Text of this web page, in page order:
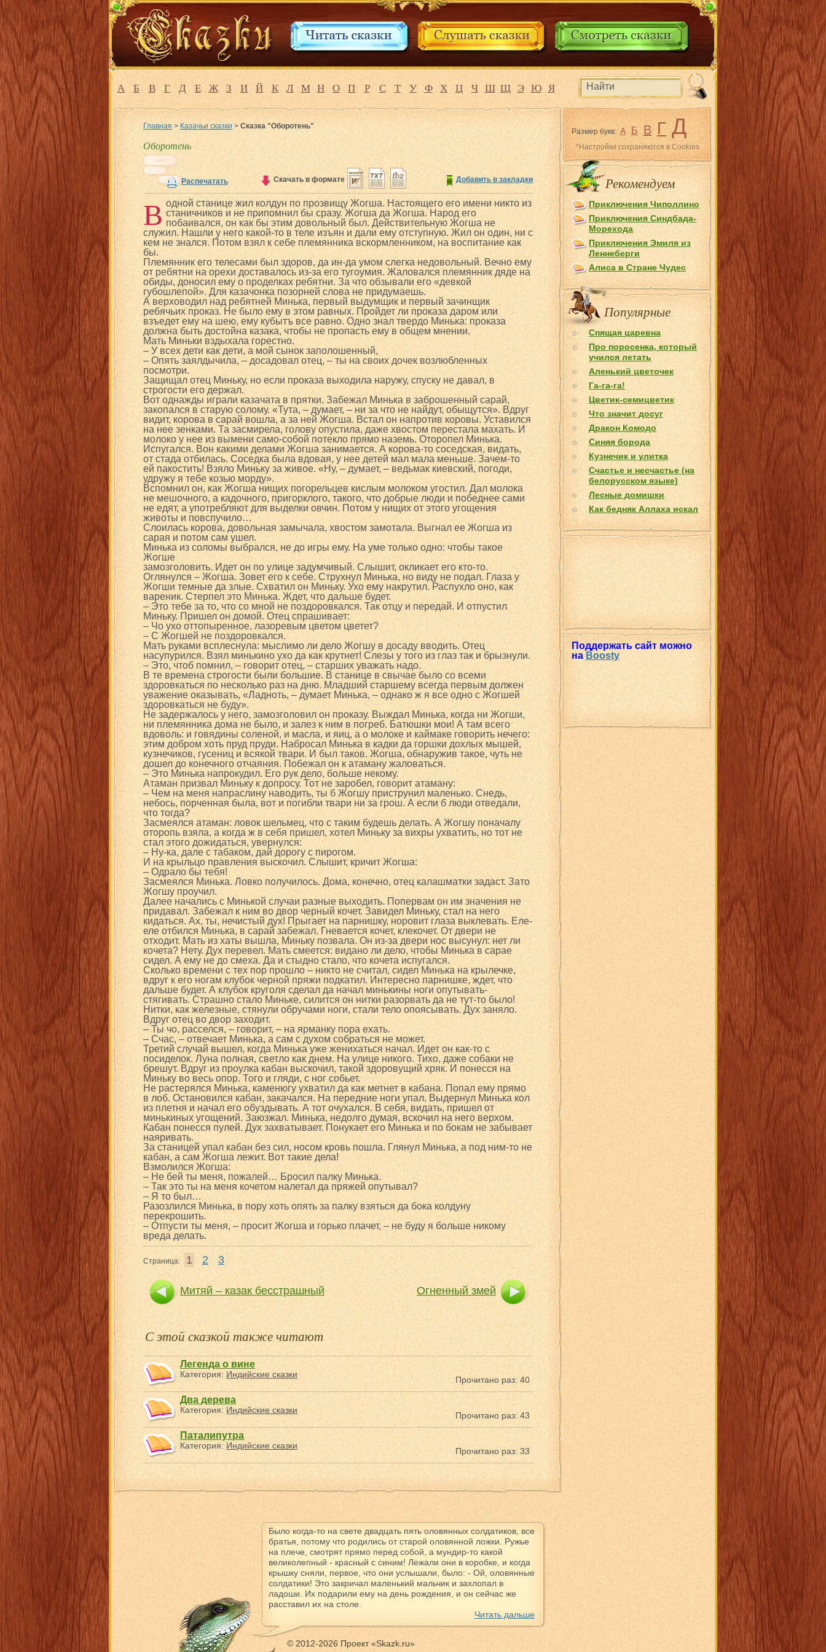
А Б В Г Д Е Ж З И Й К Л М Н О П Р С Т У Ф Х Ц Ч Ш Щ Э Ю Я
Размер букв: А Б В Г Д
*Настройки сохраняются в Cookies
Рекомендуем
Приключения Чиполлино
Приключения Синдбада-
Морехода
Приключения Эмиля из
Лeннеберги
Алиса в Стране Чудес
Популярные
Спящая царевна
Про поросенка, который
учился летать
Аленький цветочек
Га-га-га!
Цветик-семицветик
Что значит досуг
Дракон Комодо
Синяя борода
Кузнечик и улитка
Счастье и несчастье (на
белорусском языке)
Лесные домишки
Как бедняк Аллаха искал
Поддержать сайт можно
наBoosty
Главная >Казачьи сказки> Сказка "Оборотень"
Оборотень
Распечатать Добавить в закладки
Скачать в формате
В одной станице жил колдун по прозвищу Жогша. Настоящего его имени никто из
станичников и не припомнил бы сразу. Жогша да Жогша. Народ его
побаивался, он как бы этим довольный был. Действительную Жогша не
служил. Нашли у него какой-то в теле изъян и дали ему отступную. Жил он один, ни с
кем не знался. Потом взял к себе племянника вскормленником, на воспитание как
бы.
Племянник его телесами был здоров, да ин-да умом слегка недовольный. Вечно ему
от ребятни на орехи доставалось из-за его тугоумия. Жаловался племянник дяде на
обиды, доносил ему о проделках ребятни. За что обзывали его «девкой
губошлепой». Для казачонка позорней слова не придумаешь.
А верховодил над ребятней Минька, первый выдумщик и первый зачинщик
ребячьих проказ. Не было ему в этом равных. Пройдет ли проказа даром или
взъедет ему на шею, ему кубытъ все равно. Одно знал твердо Минька: проказа
должна быть достойна казака, чтобы не пропасть ему в общем мнении.
Мать Миньки вздыхала горестно.
– У всех дети как дети, а мой сынок заполошенный,
– Опять заялдычила, – досадовал отец, – ты на своих дочек возлюбленных
посмотри.
Защищал отец Миньку, но если проказа выходила наружу, спуску не давал, в
строгости его держал.
Вот однажды играли казачата в прятки. Забежал Минька в заброшенный сарай,
закопался в старую солому. «Тута, – думает, – ни за что не найдут, обыщутся». Вдруг
видит, корова в сарай вошла, а за ней Жогша. Встал он напротив коровы. Уставился
на нее зенками. Та засмирела, голову опустила, даже хвостом перестала махать. И
молоко у нее из вымени само-собой потекло прямо наземь. Оторопел Минька.
Испугался. Вон какими делами Жогша занимается. А корова-то соседская, видать,
от стада отбилась. Соседка была вдовая, у нее детей мал мала меньше. Зачем-то
ей пакостить! Взяло Миньку за живое. «Ну, – думает, – ведьмак киевский, погоди,
удружу я тебе козью морду».
Вспомнил он, как Жогша нищих погорельцев кислым молоком угостил. Дал молока
не мешочного, а кадочного, пригорклого, такого, что добрые люди и победнее сами
не едят, а употребляют для выделки овчин. Потом у нищих от этого угощения
животы и повспучило…
Слоилась корова, довольная замычала, хвостом замотала. Выгнал ее Жогша из
сарая и потом сам ушел.
Минька из соломы выбрался, не до игры ему. На уме только одно: чтобы такое
Жогше
замозголовить. Идет он по улице задумчивый. Слышит, окликает его кто-то.
Оглянулся – Жогша. Зовет его к себе. Струхнул Минька, но виду не подал. Глаза у
Жогши темные да злые. Схватил он Миньку. Ухо ему накрутил. Распухло оно, как
вареник. Стерпел это Минька. Ждет, что дальше будет.
– Это тебе за то, что со мной не поздоровкался. Так отцу и передай. И отпустил
Миньку. Пришел он домой. Отец спрашивает:
– Чо ухо оттопыренное, лазоревым цветом цветет?
– С Жогшей не поздоровкался.
Мать руками всплеснула: мыслимо ли дело Жогшу в досаду вводить. Отец
насупурился. Взял минькино ухо да как крутнет! Слезы у того из глаз так и брызнули.
– Это, чтоб помнил, – говорит отец, – старших уважать надо.
В те времена строгости были большие. В станице в свычае было со всеми
здоровкаться по несколько раз на дню. Младший старшему всегда первым должен
уважение оказывать, «Ладноть, – думает Минька, – однако ж я все одно с Жогшей
здоровкаться не буду».
Не задержалось у него, замозголовил он проказу. Выждал Минька, когда ни Жогши,
ни племянника дома не было, и залез к ним в погреб. Батюшки мои! А там всего
вдоволь: и говядины соленой, и масла, и яиц, а о молоке и каймаке говорить нечего:
этим добром хоть пруд пруди. Набросал Минька в кадки да горшки дохлых мышей,
кузнечиков, гусениц и всякой твари. И был таков. Жогша, обнаружив такое, чуть не
дошел до конечного отчаяния. Побежал он к атаману жаловаться.
– Это Минька напрокудил. Его рук дело, больше некому.
Атаман призвал Миньку к допросу. Тот не заробел, говорит атаману:
– Чем на меня напраслину наводить, ты б Жогшу приструнил маленько. Снедь,
небось, порченная была, вот и погибли твари ни за грош. А если б люди отведали,
что тогда?
Засмеялся атаман: ловок шельмец, что с таким будешь делать. А Жогшу поначалу
оторопь взяла, а когда ж в себя пришел, хотел Миньку за вихры ухватить, но тот не
стал этого дожидаться, увернулся:
– Ну-ка, дале с табаком, дай дорогу с пирогом.
И на крыльцо правления выскочил. Слышит, кричит Жогша:
– Одрало бы тебя!
Засмеялся Минька. Ловко получилось. Дома, конечно, отец калашматки задаст. Зато
Жогшу проучил.
Далее начались с Минькой случаи разные выходить. Попервам он им значения не
придавал. Забежал к ним во двор черный кочет. Завидел Миньку, стал на него
кидаться. Ах, ты, нечистый дух! Прыгает на парнишку, норовит глаза выклевать. Еле-
еле отбился Минька, в сарай забежал. Гневается кочет, клекочет. От двери не
отходит. Мать из хаты вышла, Миньку позвала. Он из-за двери нос высунул: нет ли
кочета? Нету. Дух перевел. Мать смеется: видано ли дело, чтобы Минька в сарае
сидел. А ему не до смеха. Да и стыдно стало, что кочета испугался.
Сколько времени с тех пор прошло – никто не считал, сидел Минька на крылечке,
вдруг к его ногам клубок черной пряжи подкатил. Интересно парнишке, ждет, что
дальше будет. А клубок круголя сделал да начал минькины ноги опутывать-
стягивать. Страшно стало Миньке, силится он нитки разорвать да не тут-то было!
Нитки, как железные, стянули обручами ноги, стали тело опоясывать. Дух заняло.
Вдруг отец во двор заходит.
– Ты чо, расселся, – говорит, – на ярманку пора ехать.
– Счас, – отвечает Минька, а сам с духом собраться не может.
Третий случай вышел, когда Минька уже женихаться начал. Идет он как-то с
посиделок. Луна полная, светло как днем. На улице никого. Тихо, даже собаки не
брешут. Вдруг из проулка кабан выскочил, такой здоровущий хряк. И понесся на
Миньку во весь опор. Того и гляди, с ног собьет.
Не растерялся Минька, каменюгу ухватил да как метнет в кабана. Попал ему прямо
в лоб. Остановился кабан, закачался. На передние ноги упал. Выдернул Минька кол
из плетня и начал его обуздывать. А тот очухался. В себя, видать, пришел от
минькиных угощений. Заюзжал. Минька, недолго думая, вскочил на него верхом.
Кабан понесся пулей. Дух захватывает. Понукает его Минька и по бокам не забывает
наяривать.
За станицей упал кабан без сил, носом кровь пошла. Глянул Минька, а под ним-то не
кабан, а сам Жогша лежит. Вот такие дела!
Взмолился Жогша:
– Не бей ты меня, пожалей… Бросил палку Минька.
– Так это ты на меня кочетом налетал да пряжей опутывал?
– Я то был…
Разозлился Минька, в пору хоть опять за палку взяться да бока колдуну
перекрошить.
– Отпусти ты меня, – просит Жогша и горько плачет, – не буду я больше никому
вреда делать.
Страница: 1 2 3
Митяй – казак бесстрашный Огненный змей
С этой сказкой также читают
Легенда о вине
Категория:Индийские сказки
Прочитано раз: 40
Два дерева
Категория:Индийские сказки
Прочитано раз: 43
Паталипутра
Категория:Индийские сказки
Прочитано раз: 33
Было когда-то на свете двадцать пять оловянных солдатиков, все
братья, потому что родились от старой оловянной ложки. Ружье
на плече, смотрят прямо перед собой, а мундир-то какой
великолепный - красный с синим! Лежали они в коробке, и когда
крышку сняли, первое, что они услышали, было: - Ой, оловянные
солдатики! Это закричал маленький мальчик и захлопал в
ладоши. Их подарили ему на день рождения, и он сейчас же
расставил их на столе.
Читать дальше
© 2012-2026 Проект «Skazk.ru»